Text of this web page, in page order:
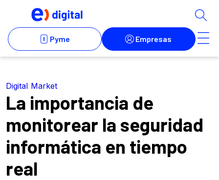
Digital Market
La importancia de
monitorear la seguridad
informática en tiempo
real